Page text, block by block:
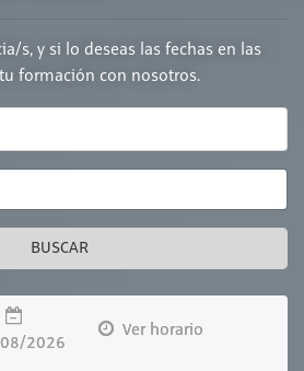
s, y si lo deseas las fechas en las
formación con nosotros.
BUSCAR
2026
Ver horario